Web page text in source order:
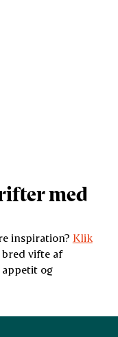
med
inspiration? Klik
bred vifte af
og